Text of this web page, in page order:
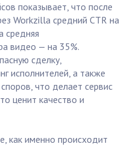
показывает, что после
Workzilla средний CTR на
средняя
видео — на 35%.
сделку,
исполнителей, а также
что делает сервис
ценит качество и
как именно происходит